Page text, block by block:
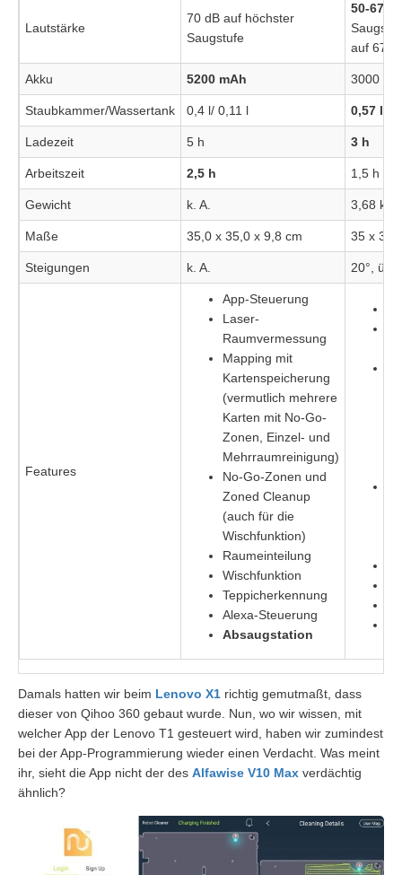
Lautstärke
70 dB auf höchster
Saugstufe
50-67
auf 67
Akku 5200 mAh 3000
Staubkammer/Wassertank 0,4 l/ 0,11 l 0,57 l
Ladezeit 5 h 3 h
Arbeitszeit 2,5 h 1,5 h
Gewicht k. A. 3,68 kg
Maße 35,0 x 35,0 x 9,8 cm 35 x 35
Steigungen k. A. 20°,
Features
App-Steuerung
Laser-
Raumvermessung
Mapping mit
Kartenspeicherung
(vermutlich mehrere
Karten mit No-Go-
Zonen, Einzel- und
Mehrraumreinigung)
No-Go-Zonen und
Zoned Cleanup
(auch für die
Wischfunktion)
Raumeinteilung
Wischfunktion
Teppicherkennung
Alexa-Steuerung
Absaugstation
Damals hatten wir beim Lenovo X1 richtig gemutmaßt, dass
dieser von Qihoo 360 gebaut wurde. Nun, wo wir wissen, mit
welcher App der Lenovo T1 gesteuert wird, haben wir zumindest
bei der App-Programmierung wieder einen Verdacht. Was meint
ihr, sieht die App nicht der des Alfawise V10 Max verdächtig
ähnlich?